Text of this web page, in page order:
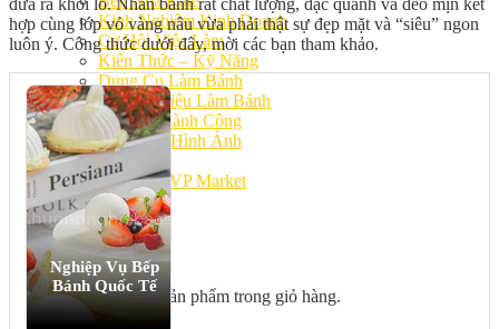
Kinh Nghiệm Kinh Doanh
Cơ Hội Việc Làm
Kiến Thức – Kỹ Năng
Dụng Cụ Làm Bánh
Nguyên Liệu Làm Bánh
Gương Thành Công
Thư Viện Hình Ảnh
Hỏi Đáp
Siêu thị ĐVP Market
Việc Làm
Chưa có sản phẩm trong giỏ hàng.
hợp cùng lớp vỏ vàng nâu vừa phải thật sự đẹp mặt và “siêu” ngon
luôn ý. Công thức dưới đây, mời các bạn tham khảo.
Nghiệp Vụ Bếp
Bánh Quốc Tế